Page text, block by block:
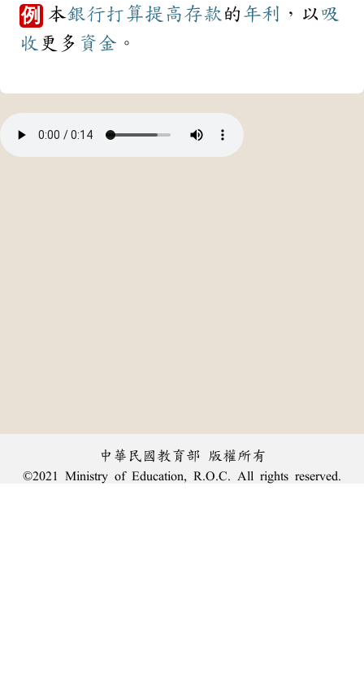
例 本銀行打算提高存款 的 年利 ，以吸
收 更多 資金 。
中華民國教育部 版權所有
©2021 Ministry of Education, R.O.C. All rights reserved.